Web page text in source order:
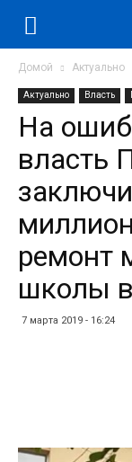
Домой Актуально
Актуально Власть
На
власть
ремонт
школы
7 марта 2019 - 16:24